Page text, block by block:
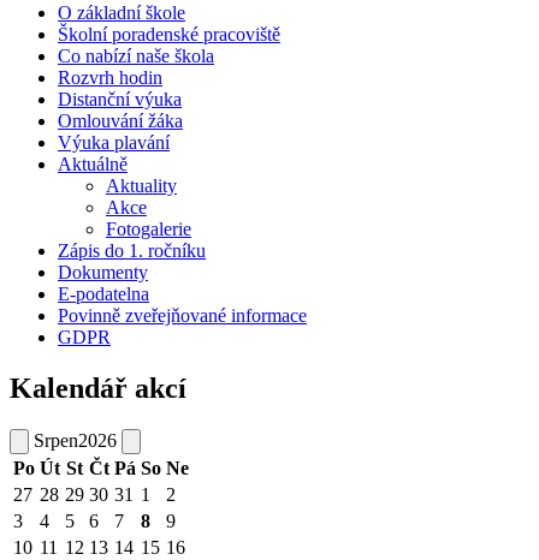
O základní škole
Školní poradenské pracoviště
Co nabízí naše škola
Rozvrh hodin
Distanční výuka
Omlouvání žáka
Výuka plavání
Aktuálně
Aktuality
Akce
Fotogalerie
Zápis do 1. ročníku
Dokumenty
E-podatelna
Povinně zveřejňované informace
GDPR
Kalendář akcí
Srpen2026
Po Út St Čt Pá So Ne
27 28 29 30 31 1
2
3
4 5 6 7 8
9
10 11 12 13 14 15 16